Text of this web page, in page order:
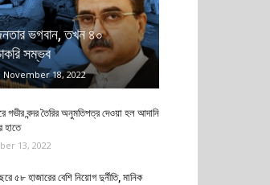
ভগবান, তখন ৪০
সম্ভব
November 18, 2022
গভীর বন্দর তৈরির অনুমতিপত্র দেওয়া হল আদানি
হাতে
13, 2022
৫৮ হাজারের বেশি নিয়োগ দুর্নীতি, মানিক